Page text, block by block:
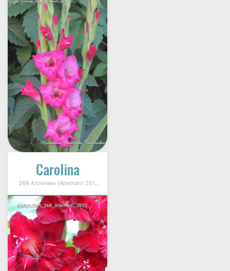
Carolina
268 Аллеман (Alleman) 2010 г.